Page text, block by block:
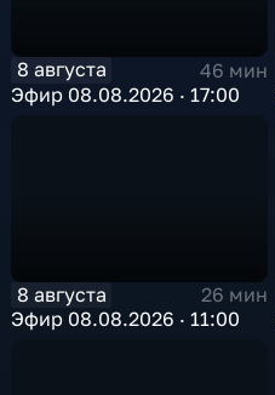
8 августа
46 мин
Эфир 08.08.2026 · 17:00
8 августа
26 мин
Эфир 08.08.2026 · 11:00